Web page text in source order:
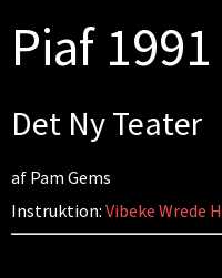
Piaf 1991
Det Ny Teater
af Pam Gems
Instruktion: Vibeke Wrede